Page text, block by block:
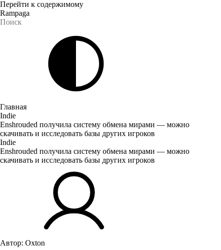
Перейти к содержимому
Rampaga
Главная
Indie
Enshrouded получила систему обмена мирами — можно
скачивать и исследовать базы других игроков
Indie
Enshrouded получила систему обмена мирами — можно
скачивать и исследовать базы других игроков
Автор: Oxton